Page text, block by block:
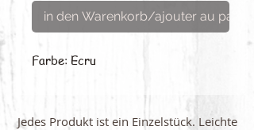
in den Warenkorb/ajouter au panier
Farbe: Ecru
Jedes Produkt ist ein Einzelstück. Leichte